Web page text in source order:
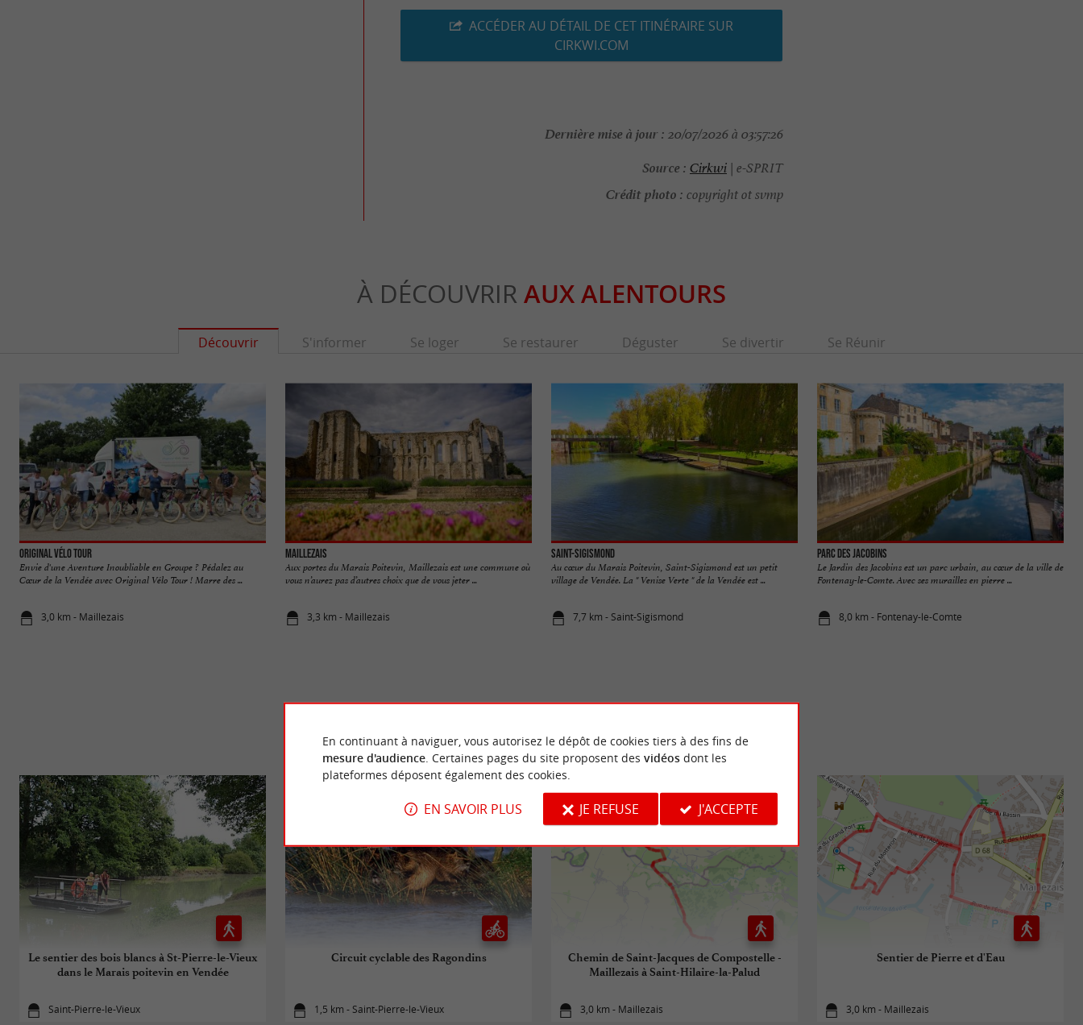
ACCÉDER AU DÉTAIL DE CET ITINÉRAIRE SUR
CIRKWI.COM
Dernière mise à jour : 20/07/2026 à 03:57:26
Source : Cirkwi| e-SPRIT
Crédit photo : copyright ot svmp
À DÉCOUVRIR AUX ALENTOURS
Découvrir S'informer Se loger Se restaurer Déguster Se divertir Se Réunir
Original Vélo Tour
Envie d'une Aventure Inoubliable en Groupe ? Pédalez au
Cœur de la Vendée avec Original Vélo Tour ! Marre des ...
3,0 km - Maillezais
Maillezais
Aux portes du Marais Poitevin, Maillezais est une commune où
vous n’aurez pas d’autres choix que de vous jeter ...
3,3 km - Maillezais
Saint-Sigismond
Au cœur du Marais Poitevin, Saint-Sigismond est un petit
village de Vendée. La " Venise Verte " de la Vendée est ...
7,7 km - Saint-Sigismond
Parc des Jacobins
Le Jardin des Jacobins est un parc urbain, au cœur de la ville de
Fontenay-le-Comte. Avec ses murailles en pierre ...
8,0 km - Fontenay-le-Comte
VOUS AIMEREZAUSSI
Le sentier des bois blancs à St-Pierre-le-Vieux
dans le Marais poitevin en Vendée
Saint-Pierre-le-Vieux
Circuit cyclable des Ragondins
1,5 km - Saint-Pierre-le-Vieux
Chemin de Saint-Jacques de Compostelle -
Maillezais à Saint-Hilaire-la-Palud
3,0 km - Maillezais
Sentier de Pierre et d'Eau
3,0 km - Maillezais
En continuant à naviguer, vous autorisez le dépôt de cookies tiers à des fins de
mesure d'audience. Certaines pages du site proposent des vidéosdont les
plateformes déposent également des cookies.
EN SAVOIR PLUS JE REFUSE J'ACCEPTE